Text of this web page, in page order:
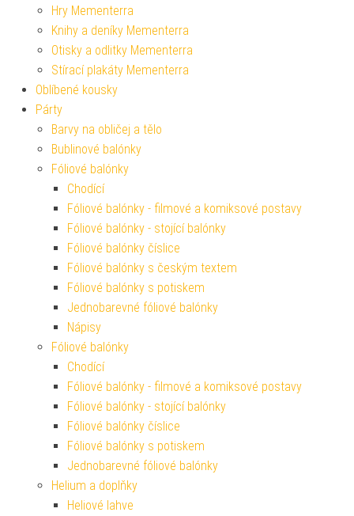
Hry Mementerra
Knihy a deníky Mementerra
Otisky a odlitky Mementerra
Stírací plakáty Mementerra
Oblíbené kousky
Párty
Barvy na obličej a tělo
Bublinové balónky
Fóliové balónky
Chodící
Fóliové balónky - filmové a komiksové postavy
Fóliové balónky - stojící balónky
Fóliové balónky číslice
Fóliové balónky s českým textem
Fóliové balónky s potiskem
Jednobarevné fóliové balónky
Nápisy
Fóliové balónky
Chodící
Fóliové balónky - filmové a komiksové postavy
Fóliové balónky - stojící balónky
Fóliové balónky číslice
Fóliové balónky s potiskem
Jednobarevné fóliové balónky
Helium a doplňky
Heliové lahve